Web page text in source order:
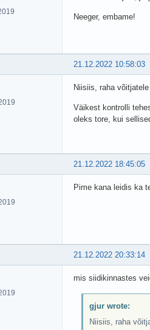
Neeger, embame!
21.12.2022 10:58:03
Niisiis, raha võitjatele
Väikest kontrolli
oleks tore, kui
21.12.2022 18:45:05
Pime kana leidis ka
21.12.2022 20:33:14
mis siidikinnastes
gjur wrote:
Niisiis, raha